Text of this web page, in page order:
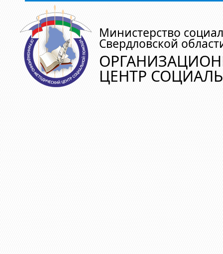
Министерство
Свердловской
ЦЕНТР